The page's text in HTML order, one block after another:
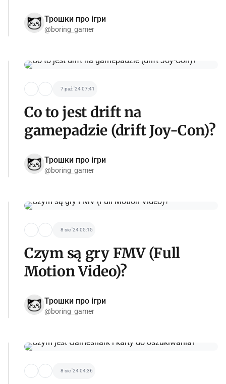
Трошки про ігри
@boring_gamer
7 paź '24 07:41
Co to jest drift na
gamepadzie (drift Joy-Con)?
Трошки про ігри
@boring_gamer
8 sie '24 05:15
Czym są gry FMV (Full
Motion Video)?
Трошки про ігри
@boring_gamer
8 sie '24 04:36